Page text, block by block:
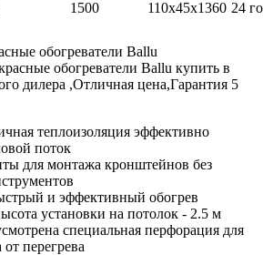
1500 110х45х1360 24
обогреватели Ballu
теплоизоляция эффективно
поток
для монтажа кронштейнов без
и эффективный обогрев
установки на потолок - 2.5 м
специальная перфорация для
перегрева